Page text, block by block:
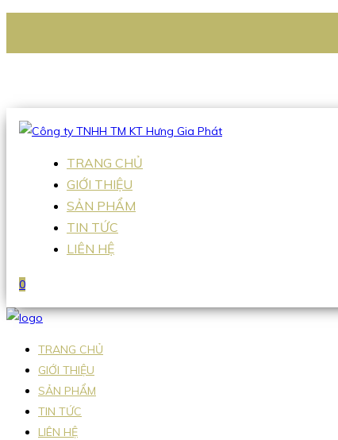
Hotline:0938 336 079
TRANG CHỦ
GIỚI THIỆU
SẢN PHẨM
TIN TỨC
LIÊN HỆ
0
TRANG CHỦ
GIỚI THIỆU
SẢN PHẨM
TIN TỨC
LIÊN HỆ